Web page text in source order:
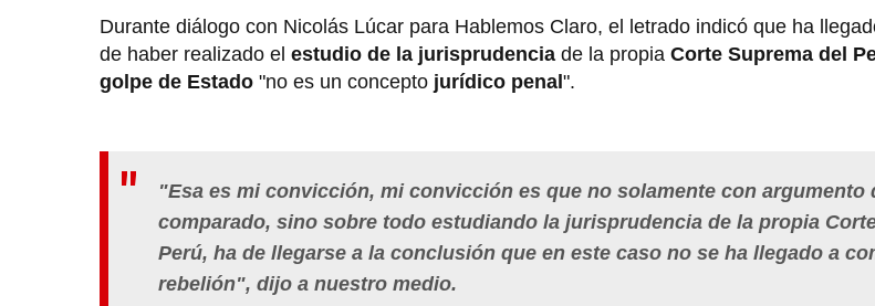
Durante diálogo con Nicolás Lúcar para Hablemos Claro, el letrado indicó que ha
de haber realizado el estudio de la jurisprudencia de la propia Corte Suprema del
golpe de Estado "no es un concepto jurídico penal ".
"Esa es mi convicción, mi convicción es que no solamente con argumento
comparado, sino sobre todo estudiando la jurisprudencia de la propia
Perú, ha de llegarse a la conclusión que en este caso no se ha llegado a
rebelión", dijo a nuestro medio.